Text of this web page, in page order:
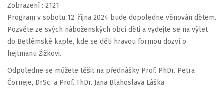
Zobrazení : 2121
Program v sobotu 12. října 2024 bude dopoledne věnován dětem.
Pozvěte ze svých náboženských obcí děti a vydejte se na výlet
do Betlémské kaple, kde se děti hravou formou dozví o
hejtmanu Žižkovi.
Odpoledne se můžete těšit na přednášky Prof. PhDr. Petra
Čorneje, DrSc. a Prof. ThDr. Jana Blahoslava Láška.